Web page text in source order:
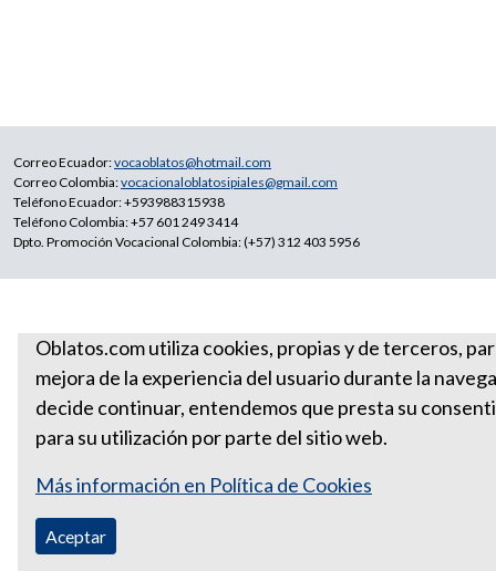
Oblatos.com utiliza cookies, propias y de terceros,
mejora de la experiencia del usuario durante la
decide continuar, entendemos que presta su
para su utilización por parte del sitio web.
Más información en Política de Cookies
Aceptar
Correo Ecuador:vocaoblatos@hotmail.com
Correo Colombia:vocacionaloblatosipiales@gmail.com
Teléfono Ecuador: +593988315938
Teléfono Colombia: +57 601 249 3414
Dpto. Promoción Vocacional Colombia: (+57) 312 403 5956